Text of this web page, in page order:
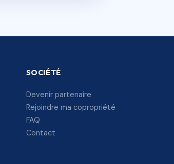
SOCIÉTÉ
Devenir partenaire
Rejoindre ma copropriété
FAQ
Contact